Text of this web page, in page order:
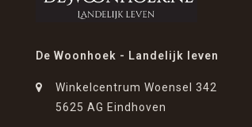
De Woonhoek - Landelijk leven
Winkelcentrum Woensel 342
5625 AG Eindhoven